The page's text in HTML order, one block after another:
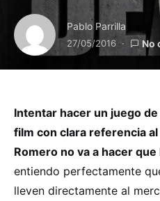
Pablo Parrilla
27/05/2016 No
Intentar hacer un juego
film con clara referencia
Romero no va a hacer
entiendo perfectamente
lleven directamente al